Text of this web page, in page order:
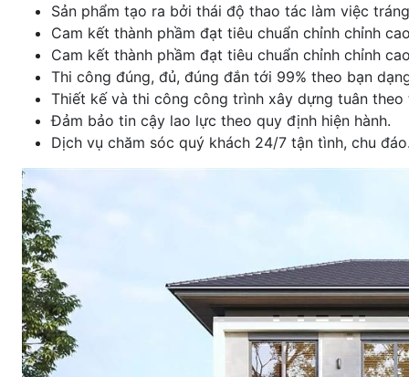
Sản phẩm tạo ra bởi thái độ thao tác làm việc
Cam kết thành phầm đạt tiêu chuẩn chỉnh chỉnh
Cam kết thành phầm đạt tiêu chuẩn chỉnh chỉnh
Thi công đúng, đủ, đúng đắn tới 99% theo bạn
Thiết kế và thi công công trình xây dựng tuân theo
Đảm bảo tin cậy lao lực theo quy định hiện hành.
Dịch vụ chăm sóc quý khách 24/7 tận tình, chu